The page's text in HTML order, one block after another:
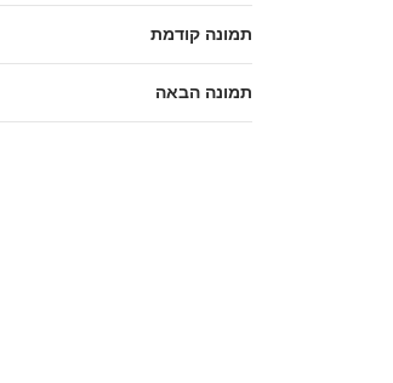
תמונה קודמת
תמונה הבאה